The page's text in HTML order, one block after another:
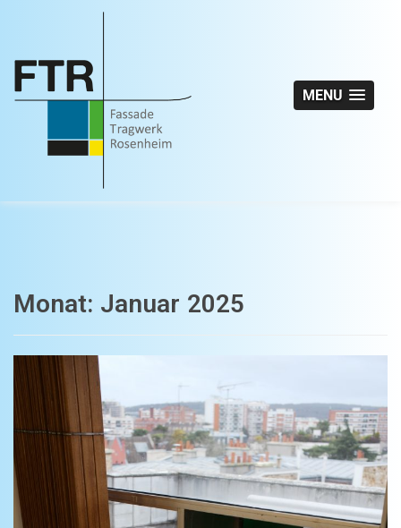
MENU
Monat: Januar 2025